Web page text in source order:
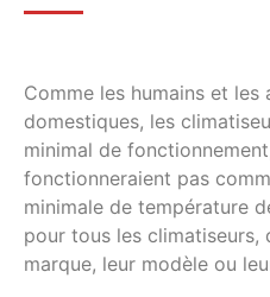
Comme les humains et les
domestiques, les
minimal de
fonctionneraient pas
minimale de température
pour tous les climatiseurs,
marque, leur modèle ou